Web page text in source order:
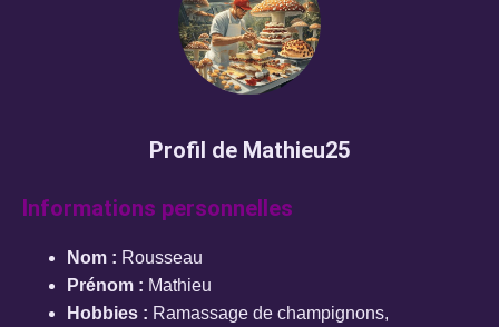
Profil de Mathieu25
Informations personnelles
Nom : Rousseau
Prénom : Mathieu
Hobbies : Ramassage de champignons,